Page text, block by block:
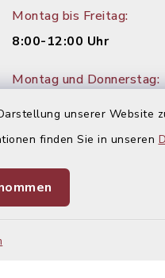
unserer Website
finden Sie in unseren
Montag bis Freitag:
8:00-12:00 Uhr
Montag und Donnerstag:
Dienstag:
14:00-18:00 Uhr